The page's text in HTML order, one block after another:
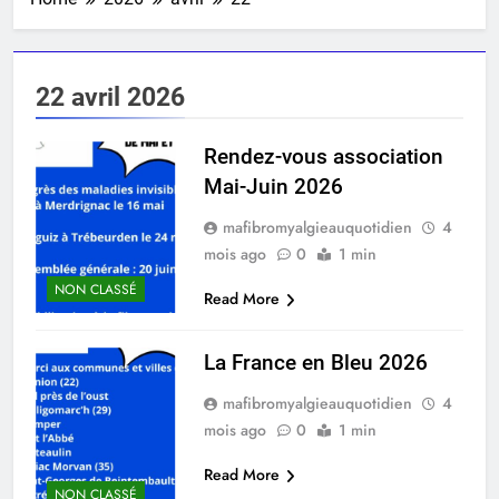
22 avril 2026
NON CLASSÉ
Rendez-vous association
Mai-Juin 2026
mafibromyalgieauquotidien
4
mois ago
0
1 min
Read More
NON CLASSÉ
La France en Bleu 2026
mafibromyalgieauquotidien
4
mois ago
0
1 min
Read More